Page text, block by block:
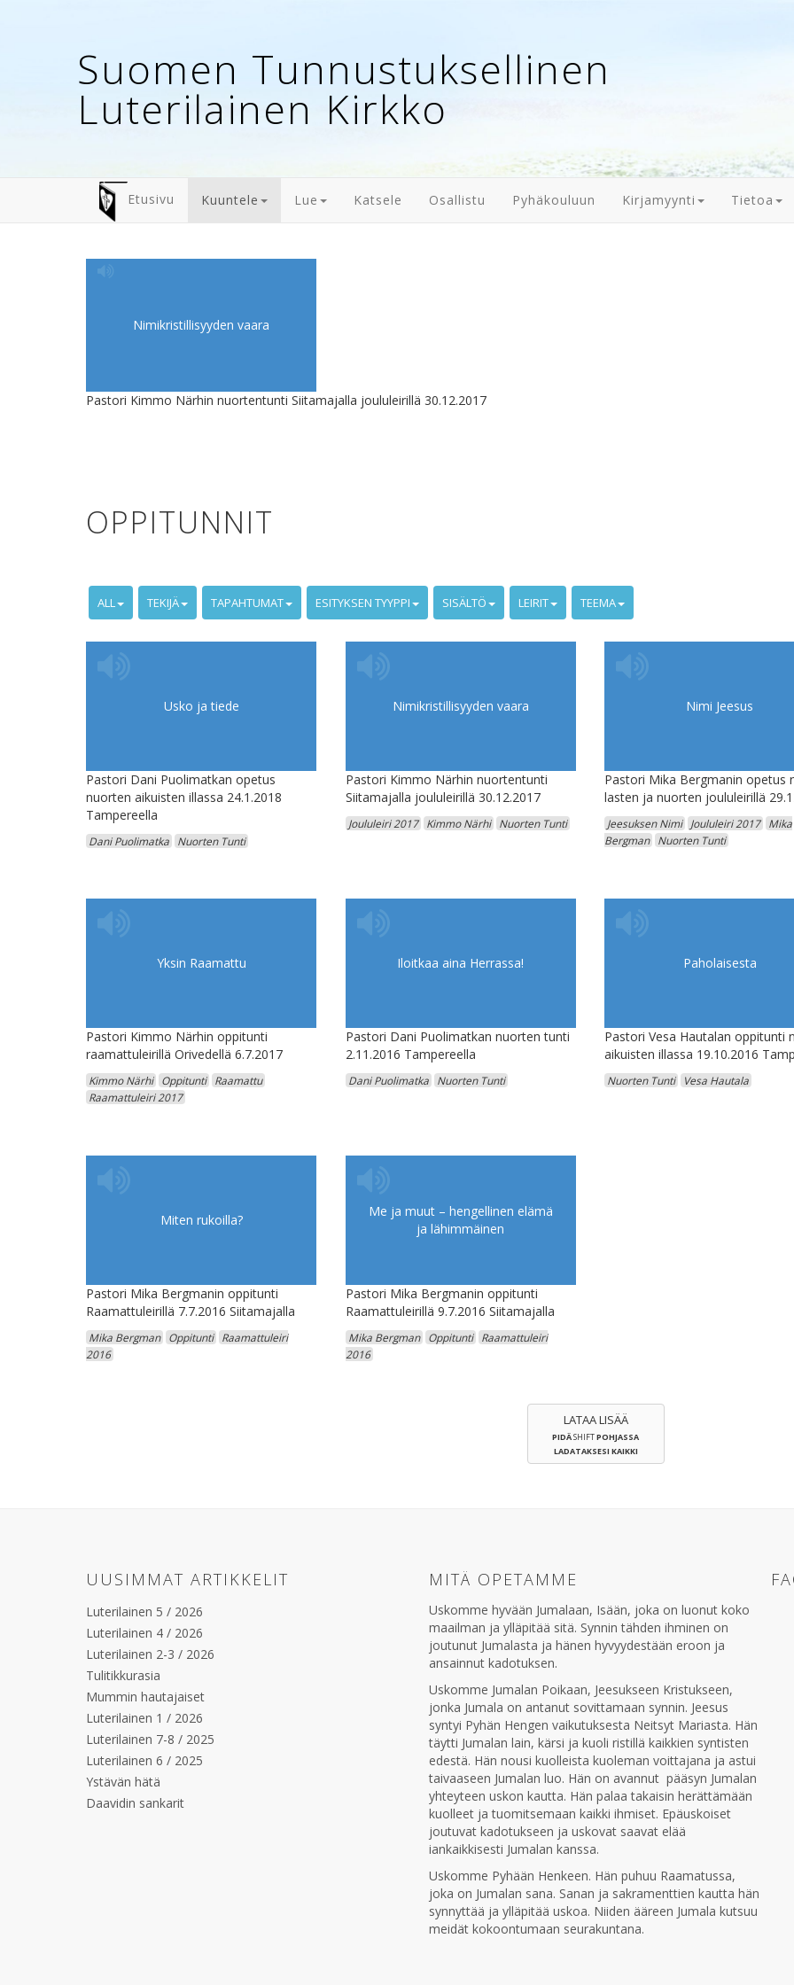
Suomen Tunnustuksellinen
Luterilainen Kirkko
Etusivu Kuuntele Lue Katsele Osallistu Pyhäkouluun Kirjamyynti Tietoa
Nimikristillisyyden vaara
Pastori Kimmo Närhin nuortentunti Siitamajalla joululeirillä 30.12.2017
OPPITUNNIT
ALL TEKIJÄ TAPAHTUMAT ESITYKSEN TYYPPI SISÄLTÖ LEIRIT
TEEMA
Usko ja tiede
Pastori Dani Puolimatkan opetus
nuorten aikuisten illassa 24.1.2018
Tampereella
Dani Puolimatka Nuorten Tunti
Nimikristillisyyden vaara
Pastori Kimmo Närhin nuortentunti
Siitamajalla joululeirillä 30.12.2017
Joululeiri 2017 Kimmo Närhi Nuorten Tunti
Nimi Jeesus
Pastori Mika Bergmanin opetus
lasten ja nuorten joululeirillä
Jeesuksen Nimi Joululeiri 2017
Mika
Bergman
Nuorten Tunti
Yksin Raamattu
Pastori Kimmo Närhin oppitunti
raamattuleirillä Orivedellä 6.7.2017
Kimmo Närhi Oppitunti
Raamattu
Raamattuleiri 2017
Iloitkaa aina Herrassa!
Pastori Dani Puolimatkan nuorten tunti
2.11.2016 Tampereella
Dani Puolimatka Nuorten Tunti
Paholaisesta
Pastori Vesa Hautalan oppitunti
aikuisten illassa 19.10.2016
Nuorten Tunti Vesa Hautala
Miten rukoilla?
Pastori Mika Bergmanin oppitunti
Raamattuleirillä 7.7.2016 Siitamajalla
Mika Bergman Oppitunti
Raamattuleiri
2016
Me ja muut – hengellinen elämä
ja lähimmäinen
Pastori Mika Bergmanin oppitunti
Raamattuleirillä 9.7.2016 Siitamajalla
Mika Bergman Oppitunti
Raamattuleiri
2016
LATAA LISÄÄ
PIDÄSHIFTPOHJASSA
LADATAKSESI KAIKKI
UUSIMMAT ARTIKKELIT
Luterilainen 5 / 2026
Luterilainen 4 / 2026
Luterilainen 2-3 / 2026
Tulitikkurasia
Mummin hautajaiset
Luterilainen 1 / 2026
Luterilainen 7-8 / 2025
Luterilainen 6 / 2025
Ystävän hätä
Daavidin sankarit
MITÄ OPETAMME
Uskomme hyvään Jumalaan, Isään, joka on luonut koko
maailman ja ylläpitää sitä. Synnin tähden ihminen on
joutunut Jumalasta ja hänen hyvyydestään eroon ja
ansainnut kadotuksen.
Uskomme Jumalan Poikaan, Jeesukseen Kristukseen,
jonka Jumala on antanut sovittamaan synnin. Jeesus
syntyi Pyhän Hengen vaikutuksesta Neitsyt Mariasta. Hän
täytti Jumalan lain, kärsi ja kuoli ristillä kaikkien syntisten
edestä. Hän nousi kuolleista kuoleman voittajana ja astui
taivaaseen Jumalan luo. Hän on avannut pääsyn Jumalan
yhteyteen uskon kautta. Hän palaa takaisin herättämään
kuolleet ja tuomitsemaan kaikki ihmiset. Epäuskoiset
joutuvat kadotukseen ja uskovat saavat elää
iankaikkisesti Jumalan kanssa.
Uskomme Pyhään Henkeen. Hän puhuu Raamatussa,
joka on Jumalan sana. Sanan ja sakramenttien kautta hän
synnyttää ja ylläpitää uskoa. Niiden ääreen Jumala kutsuu
meidät kokoontumaan seurakuntana.